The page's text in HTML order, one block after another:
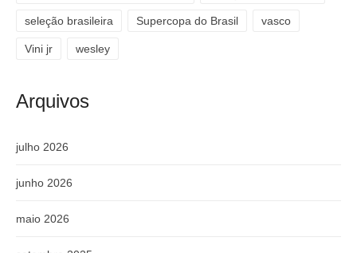
seleção brasileira Supercopa do Brasil vasco
Vini jr wesley
Arquivos
julho 2026
junho 2026
maio 2026